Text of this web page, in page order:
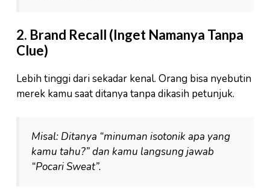
2. Brand Recall (Inget Namanya Tanpa
Clue)
Lebih tinggi dari sekadar kenal. Orang bisa nyebutin
merek kamu saat ditanya tanpa dikasih petunjuk.
Misal: Ditanya “minuman isotonik apa yang
kamu tahu?” dan kamu langsung jawab
“Pocari Sweat”.